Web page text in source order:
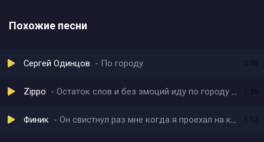
Похожие песни
Сергей Одинцов По городу 3:36
Zippo Остаток слов и без эмоций иду по городу на ощупь (speed up)
Финик Он свистнул раз мне когда я проехал на красный 1:12